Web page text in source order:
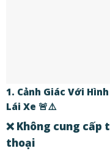
1. Cảnh Giác Với
Lái Xe 🚨⚠️
❌ Không cung cấp
thoại